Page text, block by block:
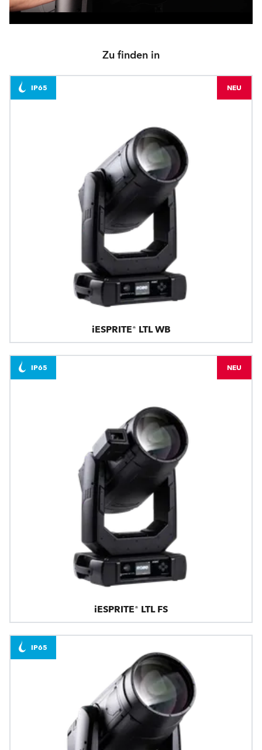
Zu finden in
iESPRITE® LTL WB
IP65 NEU
iESPRITE® LTL FS
IP65 NEU
IP65